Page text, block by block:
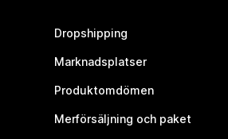
Dropshipping
Marknadsplatser
Produktomdömen
Merförsäljning och paket